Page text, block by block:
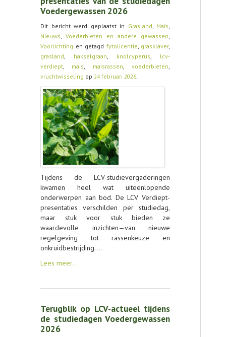
Voedergewassen 2026
Dit bericht werd geplaatst in Grasland, Maïs,
Nieuws, Voederbieten en andere gewassen,
Voorlichting en getagd fytolicentie, grasklaver,
grasland, hakselgraan, knolcyperus, lcv-
verdiept, mais, maisrassen,voederbieten,
vruchtwisseling op 24 februari 2026.
Tijdens de LCV-studievergaderingen
kwamen heel wat uiteenlopende
onderwerpen aan bod. De LCV Verdiept-
presentaties verschilden per studiedag,
maar stuk voor stuk bieden ze
waardevolle inzichten—van nieuwe
regelgeving tot rassenkeuze en
onkruidbestrijding.…
Lees meer…
Terugblik op LCV-actueel tijdens
de studiedagen Voedergewassen
2026